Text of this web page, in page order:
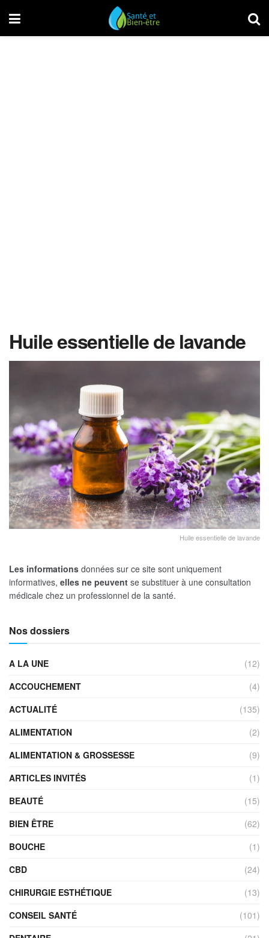
Huile essentielle de lavande
Huile essentielle de lavande
Les informations données sur ce site sont uniquement
informatives, elles ne peuvent se substituer à une consultation
médicale chez un professionnel de la santé.
Nos dossiers
A LA UNE
(12)
ACCOUCHEMENT
(4)
ACTUALITÉ
(135)
ALIMENTATION
(2)
ALIMENTATION & GROSSESSE
(9)
ARTICLES INVITÉS
(1)
BEAUTÉ
(15)
BIEN ÊTRE
(62)
BOUCHE
(1)
CBD
(24)
CHIRURGIE ESTHÉTIQUE
(13)
CONSEIL SANTÉ
(101)